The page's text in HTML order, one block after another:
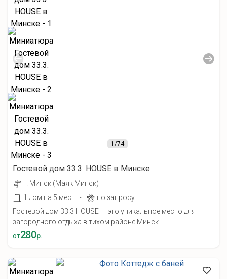
1/74
Гостевой дом 33.3. HOUSE в Минске
г. Минск (Маяк Минск)
1 дом на 5 мест
·
по запросу
Гостевой дом 33.3 HOUSE — это уникальное место для
загородного отдыха в тихом районе Минск...
от280р.